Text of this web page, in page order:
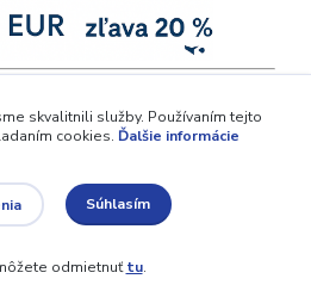
skvalitnili služby. Používaním tejto
cookies. Ďalšie informácie
Súhlasím
odmietnuťtu.